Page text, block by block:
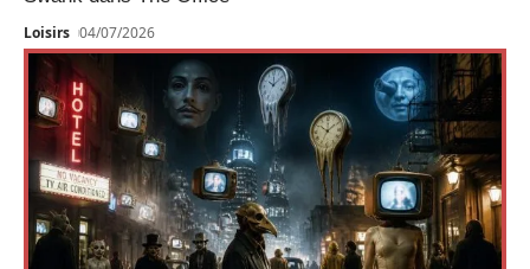
Loisirs 04/07/2026